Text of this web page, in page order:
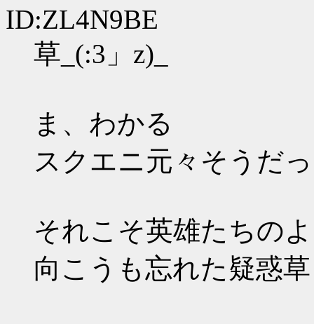
ID:ZL4N9BE
草_(:3」z)_
ま、わかる
スクエニ元々そうだ
それこそ英雄たちの
向こうも忘れた疑惑草